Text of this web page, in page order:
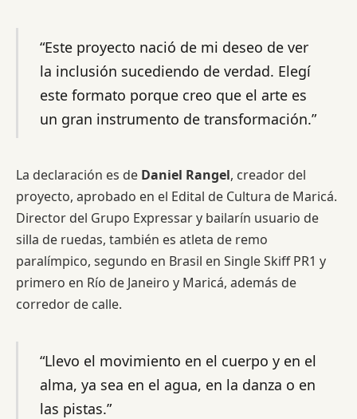
“Este proyecto nació de mi deseo de ver
la inclusión sucediendo de verdad. Elegí
este formato porque creo que el arte es
un gran instrumento de transformación.”
La declaración es de Daniel Rangel, creador del
proyecto, aprobado en el Edital de Cultura de Maricá.
Director del Grupo Expressar y bailarín usuario de
silla de ruedas, también es atleta de remo
paralímpico, segundo en Brasil en Single Skiff PR1 y
primero en Río de Janeiro y Maricá, además de
corredor de calle.
“Llevo el movimiento en el cuerpo y en el
alma, ya sea en el agua, en la danza o en
las pistas.”